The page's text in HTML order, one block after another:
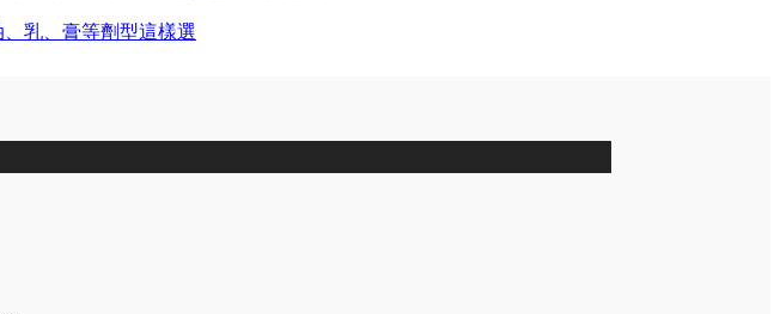
乳、膏等劑型這樣選